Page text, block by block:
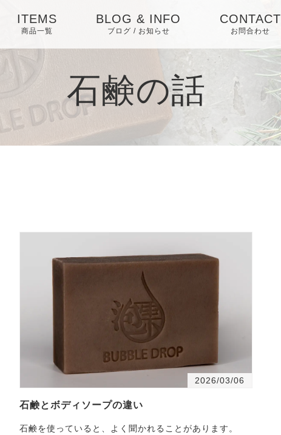
ITEMS
商品一覧
BLOG & INFO
ブログ / お知らせ
ブログ
ピックアップ
CONTACT
お問合わせ
石鹸の話
2026/03/06
石鹸とボディソープの違い
石鹸を使っていると、よく聞かれることがあります。